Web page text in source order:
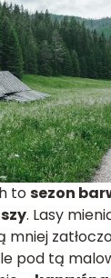
tosezon
. Lasy
mniej
pod tą